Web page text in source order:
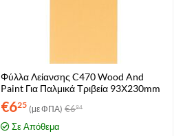
Φύλλα Λείανσης C470 Wood And
Paint Για Παλμικά Τριβεία 93Χ230mm
P120 10 τεμ. Bosch (2608605228)
€625 (με ΦΠΑ) €694
Σε Απόθεμα